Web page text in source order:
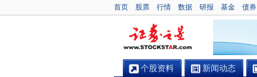
首页 股票 行情 数据 研报 基金 债券
个股资料 新闻动态